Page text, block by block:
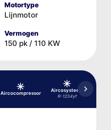
Motortype
Lijnmotor
Vermogen
150 pk / 110 KW
Aircocompressor
Aircosysteem
R-1234yf